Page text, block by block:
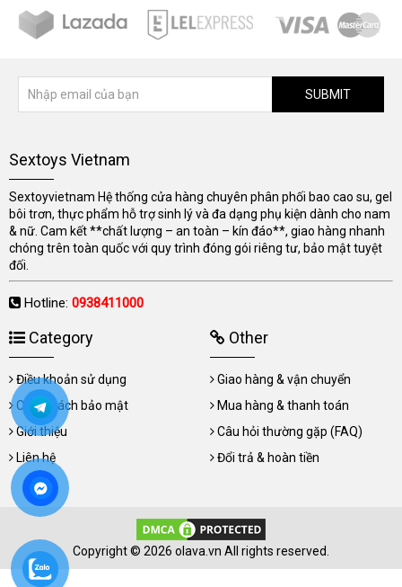
SUBMIT
Sextoys Vietnam
Sextoyvietnam Hệ thống cửa hàng chuyên phân phối bao cao su, gel
bôi trơn, thực phẩm hỗ trợ sinh lý và đa dạng phụ kiện dành cho nam
& nữ. Cam kết **chất lượng – an toàn – kín đáo**, giao hàng nhanh
chóng trên toàn quốc với quy trình đóng gói riêng tư, bảo mật tuyệt
đối.
Hotline: 0938411000
Category
Điều khoản sử dụng
Chính sách bảo mật
Giới thiệu
Liên hệ
Other
Giao hàng & vận chuyển
Mua hàng & thanh toán
Câu hỏi thường gặp (FAQ)
Đổi trả & hoàn tiền
Copyright © 2026 olava.vn All rights reserved.